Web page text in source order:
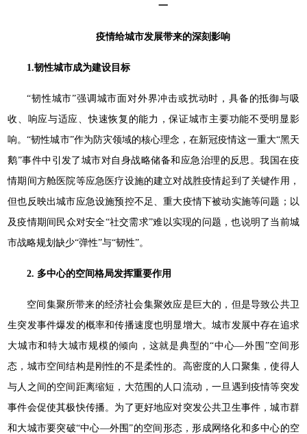
一
疫情给城市发展带来的深刻影响
1.韧性城市成为建设目标
“韧性城市”强调城市面对外界冲击或扰动时，具备的抵御与吸
收、响应与适应、快速恢复的能力，保证城市主要功能不受明显影
响。“韧性城市”作为防灾领域的核心理念，在新冠疫情这一重大“黑天
鹅”事件中引发了城市对自身战略储备和应急治理的反思。我国在疫
情期间方舱医院等应急医疗设施的建立对战胜疫情起到了关键作用，
但也反映出城市应急设施预控不足、重大疫情下被动实施等问题；以
及疫情期间民众对安全“社交需求”难以实现的问题，也说明了当前城
市战略规划缺少“弹性”与“韧性”。
2. 多中心的空间格局发挥重要作用
空间集聚所带来的经济社会集聚效应是巨大的，但是导致公共卫
生突发事件爆发的概率和传播速度也明显增大。城市发展中存在追求
大城市和特大城市规模的倾向，这就是典型的“中心—外围”空间形
态，城市空间结构是刚性的不是柔性的。高密度的人口聚集，使得人
与人之间的空间距离缩短，大范围的人口流动，一旦遇到疫情等突发
事件会促使其极快传播。为了更好地应对突发公共卫生事件，城市群
和大城市要突破“中心—外围”的空间形态，形成网络化和多中心的空